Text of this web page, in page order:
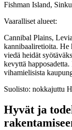
Fishman Island,
Vaaralliset alueet:
Cannibal Plains,
kannibaaliretioita. He
viedä heidät
kevyttä
vihamielisista
Suolisto: nokkajuttu
Hyvät ja